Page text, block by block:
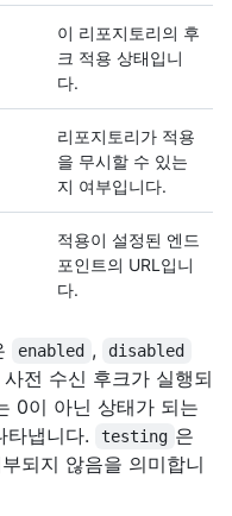
이 리포지토리의 후
크 적용 상태입니
다.
리포지토리가 적용
을 무시할 수 있는
지 여부입니다.
적용이 설정된 엔드
포인트의 URL입니
다.
enabled , disabled
사전 수신 후크가 실행되
0이 아닌 상태가 되는
타냅니다.
testing 은
되지 않음을 의미합니